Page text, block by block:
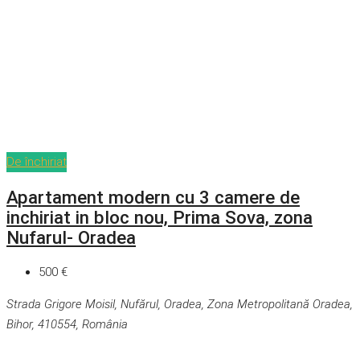
De închiriat
Apartament modern cu 3 camere de
inchiriat in bloc nou, Prima Sova, zona
Nufarul- Oradea
500 €
Strada Grigore Moisil, Nufărul, Oradea, Zona Metropolitană Oradea,
Bihor, 410554, România